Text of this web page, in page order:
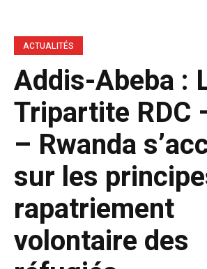
ACTUALITÉS
Addis-Abeba :
Tripartite RDC
– Rwanda
sur les
rapatriement
volontaire des